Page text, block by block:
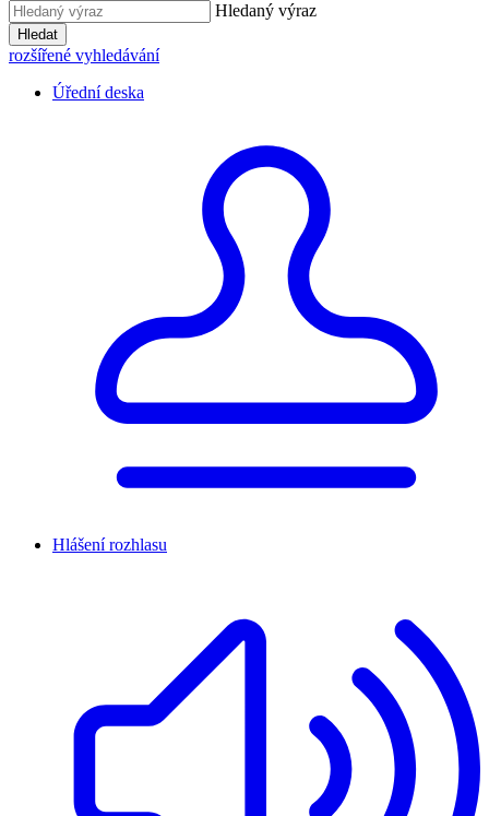
Hledaný výraz
Hledat
rozšířené vyhledávání
Úřední deska
Hlášení rozhlasu